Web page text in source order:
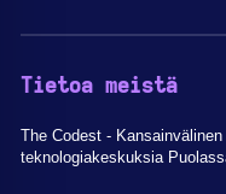
Tietoa meistä
The Codest -
teknologiakeskuksia